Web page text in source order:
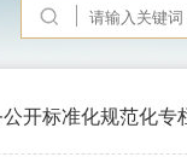
开标准化规范化专